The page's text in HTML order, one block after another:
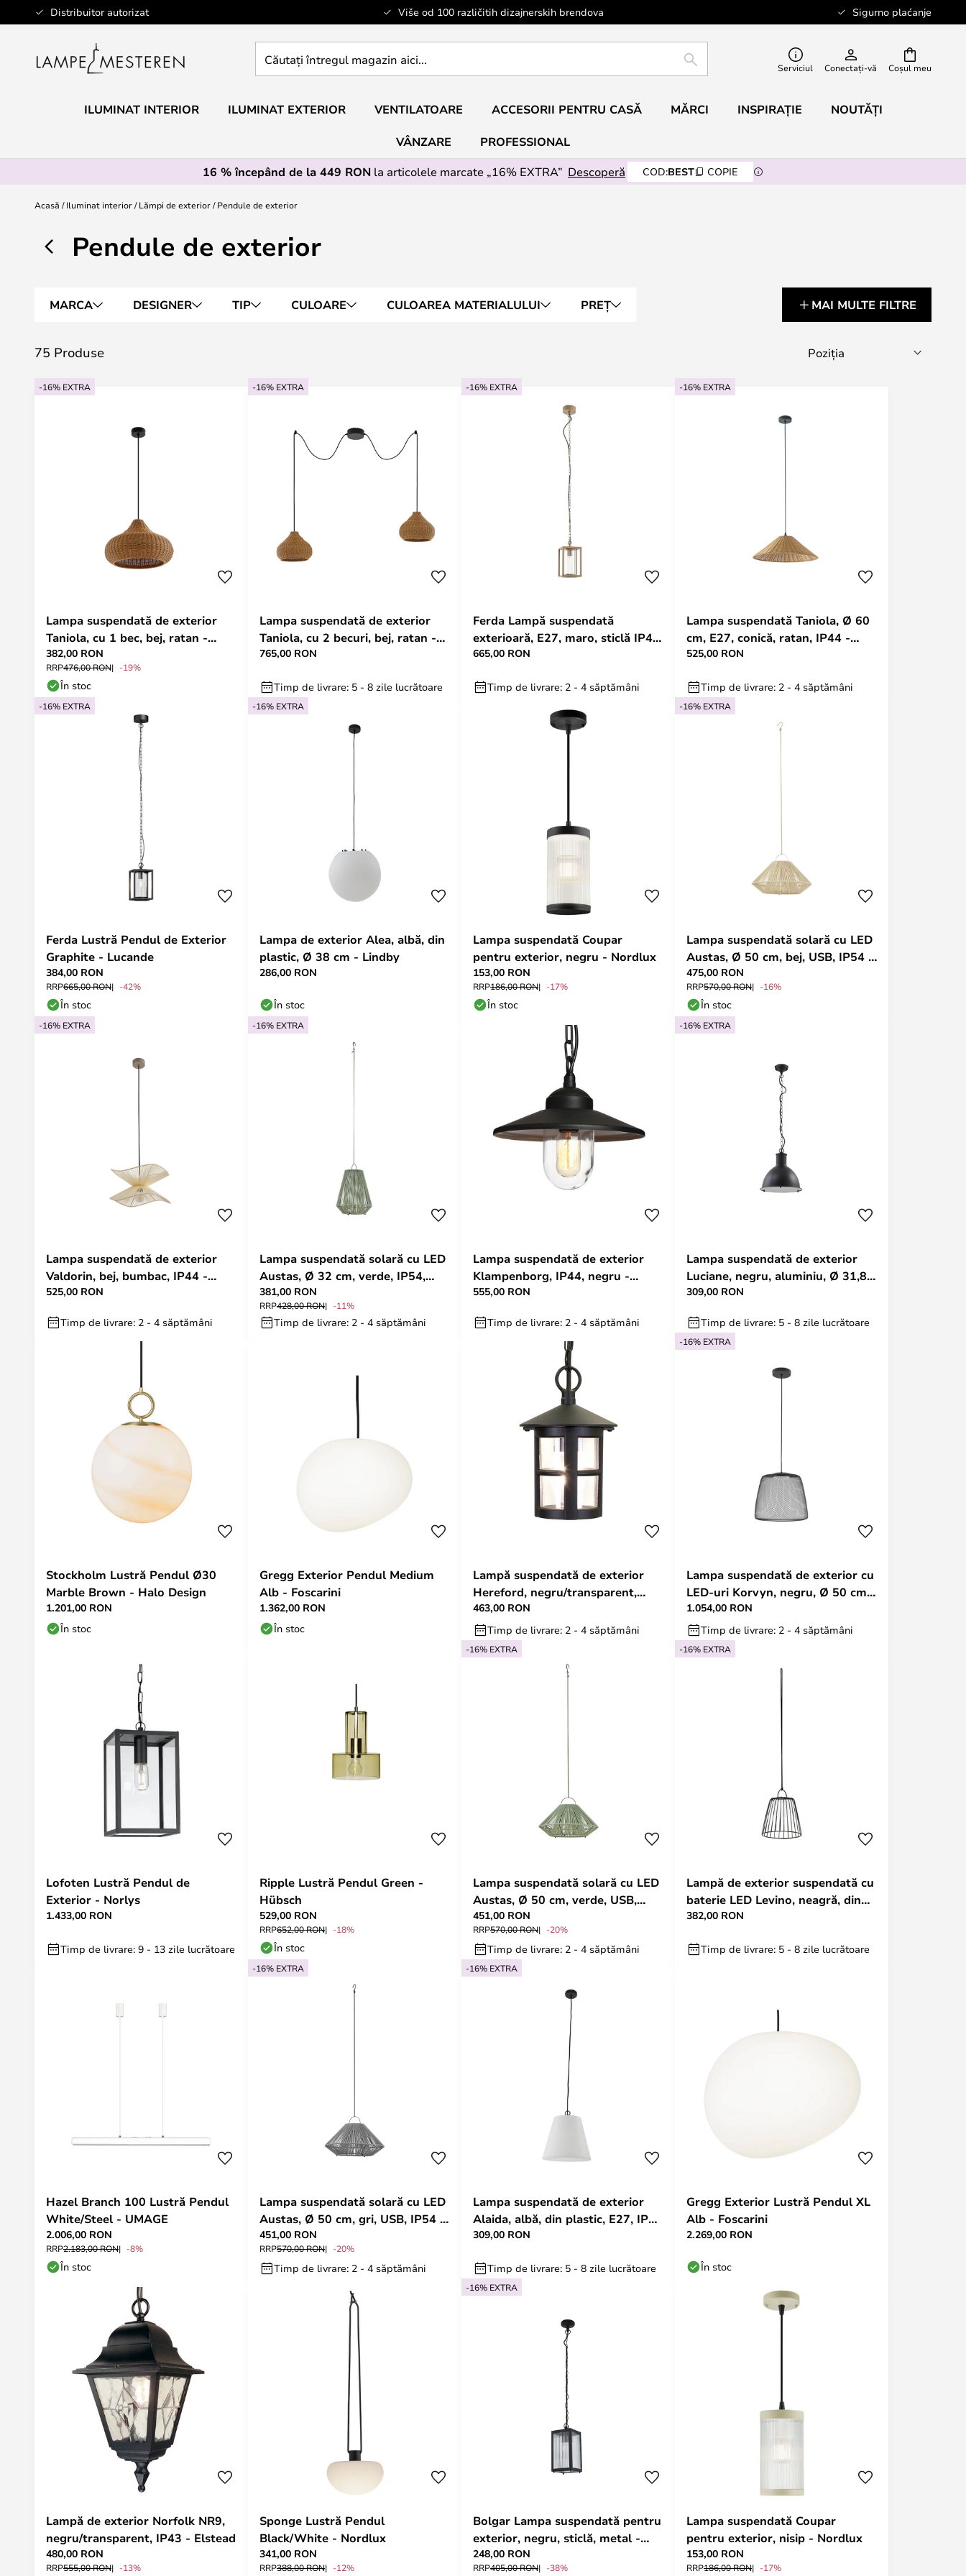
Distribuitor autorizat Više od 100 različitih dizajnerskih brendova Sigurno plaćanje
Mergeti
la
Coșul meu
întregul
aici...
CĂUTARE Serviciul Conectați-vă
ILUMINAT INTERIOR ILUMINAT EXTERIOR VENTILATOARE ACCESORII PENTRU CASĂ MĂRCI INSPIRAȚIE NOUTĂȚI
VÂNZARE
PROFESSIONAL
16 % începând de la 449 RON la articolele marcate „16% EXTRA” Descoperă COD:BEST COPIE
Acasă Iluminat interior Lămpi de exterior Pendule de exterior
Pendule de exterior
MARCA DESIGNER TIP CULOARE CULOAREA MATERIALULUI PREȚ MAI MULTE FILTRE
75 Produse
-16% EXTRA
Lampa suspendată de exterior
Taniola, cu 1 bec, bej, ratan -
Lucande
382,00 RON
RRP476,00 RON -19%
În stoc
-16% EXTRA
Lampa suspendată de exterior
Taniola, cu 2 becuri, bej, ratan -
Lucande
765,00 RON
Timp de livrare: 5 - 8 zile lucrătoare
-16% EXTRA
Ferda Lampă suspendată
exterioară, E27, maro, sticlă IP44
- Lucande
665,00 RON
Timp de livrare: 2 - 4 săptămâni
-16% EXTRA
Lampa suspendată Taniola, Ø 60
cm, E27, conică, ratan, IP44 -
Lucande
525,00 RON
Timp de livrare: 2 - 4 săptămâni
-16% EXTRA
Ferda Lustră Pendul de Exterior
Graphite - Lucande
384,00 RON
RRP665,00 RON -42%
În stoc
-16% EXTRA
Lampa de exterior Alea, albă, din
plastic, Ø 38 cm - Lindby
286,00 RON
În stoc
Lampa suspendată Coupar
pentru exterior, negru - Nordlux
153,00 RON
RRP186,00 RON -17%
În stoc
-16% EXTRA
Lampa suspendată solară cu LED
Austas, Ø 50 cm, bej, USB, IP54 -
Lindby
475,00 RON
RRP570,00 RON -16%
În stoc
-16% EXTRA
Lampa suspendată de exterior
Valdorin, bej, bumbac, IP44 -
Lindby
525,00 RON
Timp de livrare: 2 - 4 săptămâni
-16% EXTRA
Lampa suspendată solară cu LED
Austas, Ø 32 cm, verde, IP54,
USB - Lindby
381,00 RON
RRP428,00 RON -11%
Timp de livrare: 2 - 4 săptămâni
Lampa suspendată de exterior
Klampenborg, IP44, negru -
Elstead
555,00 RON
Timp de livrare: 2 - 4 săptămâni
-16% EXTRA
Lampa suspendată de exterior
Luciane, negru, aluminiu, Ø 31,8
cm - Lindby
309,00 RON
Timp de livrare: 5 - 8 zile lucrătoare
Stockholm Lustră Pendul Ø30
Marble Brown - Halo Design
1.201,00 RON
În stoc
Gregg Exterior Pendul Medium
Alb - Foscarini
1.362,00 RON
În stoc
Lampă suspendată de exterior
Hereford, negru/transparent,
IP43 - Elstead
463,00 RON
Timp de livrare: 2 - 4 săptămâni
-16% EXTRA
Lampa suspendată de exterior cu
LED-uri Korvyn, negru, Ø 50 cm,
dimabilă -
1.054,00 RON
Timp de livrare: 2 - 4 săptămâni
Lofoten Lustră Pendul de
Exterior - Norlys
1.433,00 RON
Timp de livrare: 9 - 13 zile lucrătoare
Ripple Lustră Pendul Green -
Hübsch
529,00 RON
RRP652,00 RON -18%
În stoc
-16% EXTRA
Lampa suspendată solară cu LED
Austas, Ø 50 cm, verde, USB,
IP54 - Lindby
451,00 RON
RRP570,00 RON -20%
Timp de livrare: 2 - 4 săptămâni
-16% EXTRA
Lampă de exterior suspendată cu
baterie LED Levino, neagră, din
metal - Lindby
382,00 RON
Timp de livrare: 5 - 8 zile lucrătoare
Hazel Branch 100 Lustră Pendul
White/Steel - UMAGE
2.006,00 RON
RRP2.183,00 RON -8%
În stoc
-16% EXTRA
Lampa suspendată solară cu LED
Austas, Ø 50 cm, gri, USB, IP54 -
Lindby
451,00 RON
RRP570,00 RON -20%
Timp de livrare: 2 - 4 săptămâni
-16% EXTRA
Lampa suspendată de exterior
Alaida, albă, din plastic, E27, IP65
- Lindby
309,00 RON
Timp de livrare: 5 - 8 zile lucrătoare
Gregg Exterior Lustră Pendul XL
Alb - Foscarini
2.269,00 RON
În stoc
Lampă de exterior Norfolk NR9,
negru/transparent, IP43 - Elstead
480,00 RON
RRP555,00 RON -13%
Sponge Lustră Pendul
Black/White - Nordlux
341,00 RON
RRP388,00 RON -12%
-16% EXTRA
Bolgar Lampa suspendată pentru
exterior, negru, sticlă, metal -
Lindby
248,00 RON
RRP405,00 RON -38%
Lampa suspendată Coupar
pentru exterior, nisip - Nordlux
153,00 RON
RRP186,00 RON -17%